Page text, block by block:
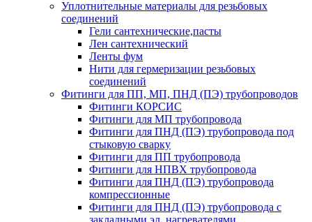
Уплотнительные материалы для резьбовых
соединений
Гели сантехнические,пасты
Лен сантехнический
Ленты фум
Нити для гермеризации резьбовых
соединений
Фитинги для ПП, МП, ПНД (ПЭ) трубопроводов
Фитинги КОРСИС
Фитинги для МП трубопровода
Фитинги для ПНД (ПЭ) трубопровода под
стыковую сварку
Фитинги для ПП трубопровода
Фитинги для НПВХ трубопровода
Фитинги для ПНД (ПЭ) трубопровода
компрессионные
Фитинги для ПНД (ПЭ) трубопровода с
закладными эл. нагревателями